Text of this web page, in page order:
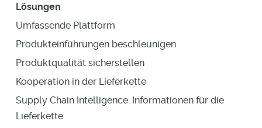
Lösungen
Umfassende Plattform
Produkteinführungen beschleunigen
Produktqualität sicherstellen
Kooperation in der Lieferkette
Supply Chain Intelligence: Informationen für die
Lieferkette